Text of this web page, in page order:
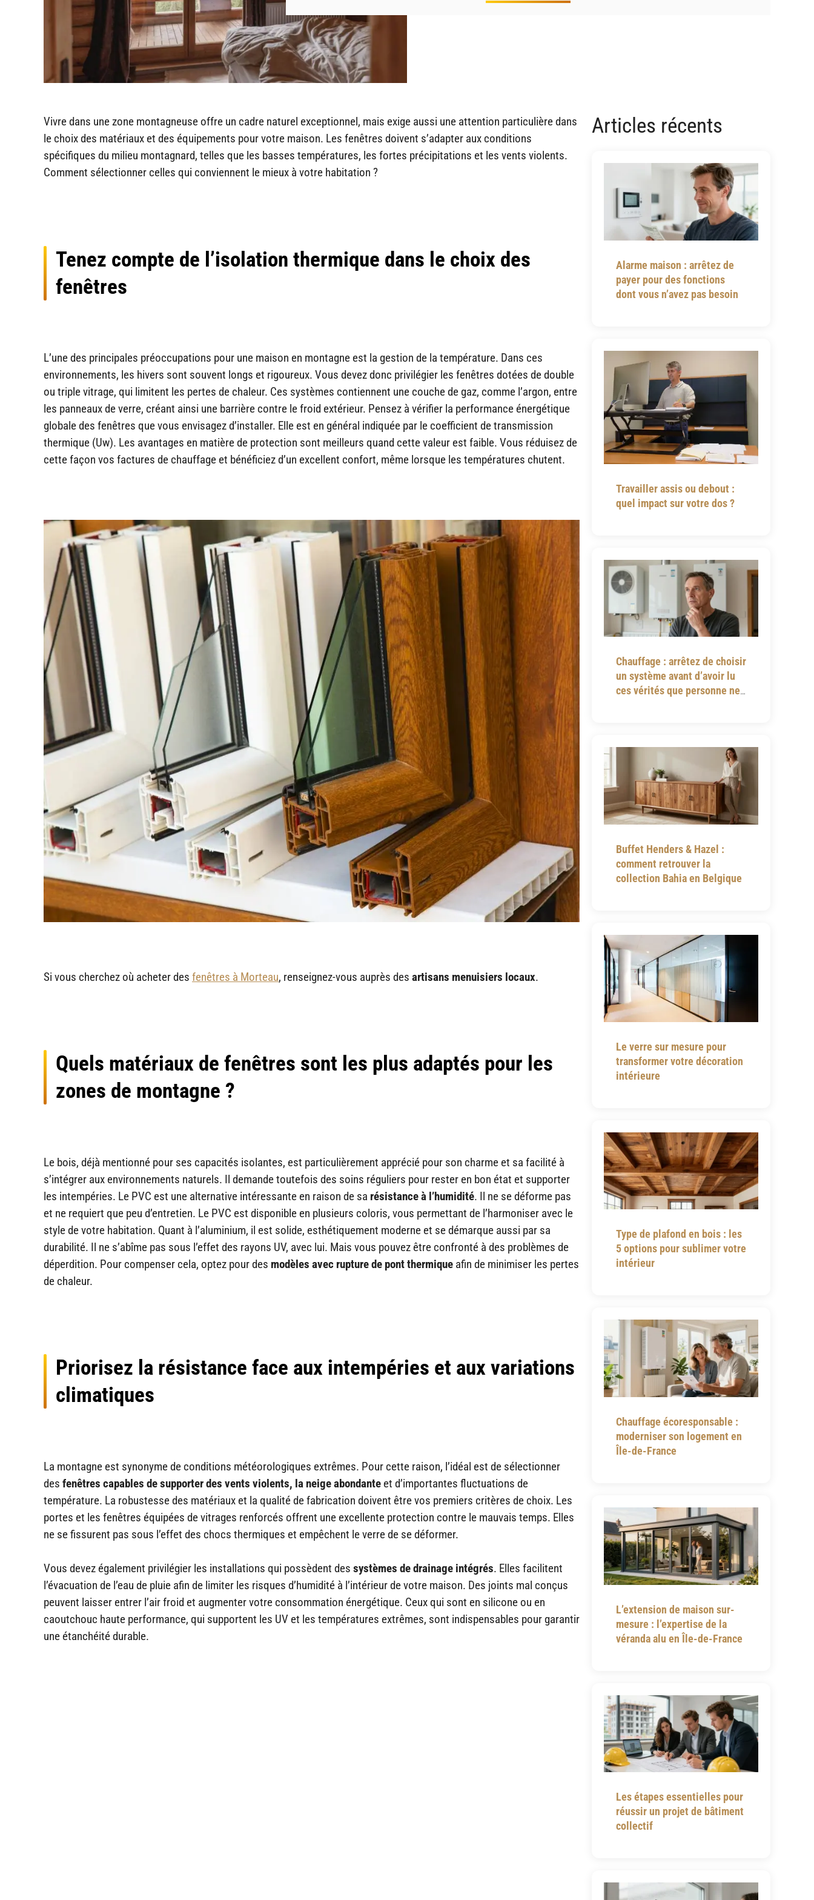
Vivre dans une zone montagneuse offre un cadre naturel exceptionnel, mais exige aussi une attention particulière dans
le choix des matériaux et des équipements pour votre maison. Les fenêtres doivent s’adapter aux conditions
spécifiques du milieu montagnard, telles que les basses températures, les fortes précipitations et les vents violents.
Comment sélectionner celles qui conviennent le mieux à votre habitation ?
Tenez compte de l’isolation thermique dans le choix des
fenêtres
L’une des principales préoccupations pour une maison en montagne est la gestion de la température. Dans ces
environnements, les hivers sont souvent longs et rigoureux. Vous devez donc privilégier les fenêtres dotées de double
ou triple vitrage, qui limitent les pertes de chaleur. Ces systèmes contiennent une couche de gaz, comme l’argon, entre
les panneaux de verre, créant ainsi une barrière contre le froid extérieur. Pensez à vérifier la performance énergétique
globale des fenêtres que vous envisagez d’installer. Elle est en général indiquée par le coefficient de transmission
thermique (Uw). Les avantages en matière de protection sont meilleurs quand cette valeur est faible. Vous réduisez de
cette façon vos factures de chauffage et bénéficiez d’un excellent confort, même lorsque les températures chutent.
Si vous cherchez où acheter des fenêtres à Morteau, renseignez-vous auprès des artisans menuisiers locaux.
Quels matériaux de fenêtres sont les plus adaptés pour les
zones de montagne ?
Le bois, déjà mentionné pour ses capacités isolantes, est particulièrement apprécié pour son charme et sa facilité à
s’intégrer aux environnements naturels. Il demande toutefois des soins réguliers pour rester en bon état et supporter
les intempéries. Le PVC est une alternative intéressante en raison de sa résistance à l’humidité. Il ne se déforme pas
et ne requiert que peu d’entretien. Le PVC est disponible en plusieurs coloris, vous permettant de l’harmoniser avec le
style de votre habitation. Quant à l’aluminium, il est solide, esthétiquement moderne et se démarque aussi par sa
durabilité. Il ne s’abîme pas sous l’effet des rayons UV, avec lui. Mais vous pouvez être confronté à des problèmes de
déperdition. Pour compenser cela, optez pour des modèles avec rupture de pont thermique afin de minimiser les pertes
de chaleur.
Priorisez la résistance face aux intempéries et aux variations
climatiques
La montagne est synonyme de conditions météorologiques extrêmes. Pour cette raison, l’idéal est de sélectionner
des fenêtres capables de supporter des vents violents, la neige abondante et d’importantes fluctuations de
température. La robustesse des matériaux et la qualité de fabrication doivent être vos premiers critères de choix. Les
portes et les fenêtres équipées de vitrages renforcés offrent une excellente protection contre le mauvais temps. Elles
ne se fissurent pas sous l’effet des chocs thermiques et empêchent le verre de se déformer.
Vous devez également privilégier les installations qui possèdent des systèmes de drainage intégrés. Elles facilitent
l’évacuation de l’eau de pluie afin de limiter les risques d’humidité à l’intérieur de votre maison. Des joints mal conçus
peuvent laisser entrer l’air froid et augmenter votre consommation énergétique. Ceux qui sont en silicone ou en
caoutchouc haute performance, qui supportent les UV et les températures extrêmes, sont indispensables pour garantir
une étanchéité durable.
Articles récents
Alarme maison : arrêtez de
payer pour des fonctions
dont vous n’avez pas besoin
Travailler assis ou debout :
quel impact sur votre dos ?
Chauffage : arrêtez de choisir
un système avant d’avoir lu
ces vérités que personne ne
Buffet Henders & Hazel :
comment retrouver la
collection Bahia en Belgique
Le verre sur mesure pour
transformer votre décoration
intérieure
Type de plafond en bois : les
5 options pour sublimer votre
intérieur
Chauffage écoresponsable :
moderniser son logement en
Île-de-France
L’extension de maison sur-
mesure : l’expertise de la
véranda alu en Île-de-France
Les étapes essentielles pour
réussir un projet de bâtiment
collectif